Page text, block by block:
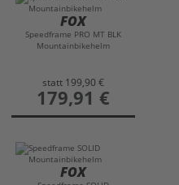
FOX
Speedframe PRO MT BLK
Mountainbikehelm
statt 199,90 €
preis
179,91 €
FOX